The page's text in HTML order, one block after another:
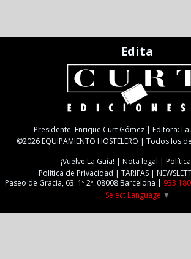
Edita
Presidente: Enrique Curt Gómez | Editora:
©2026 EQUIPAMIENTO HOSTELERO | Todos los
¡Vuelve La Guía!
Nota legal
Política de Privacidad
TARIFAS
Paseo de Gracia, 63. 1º 2ª. 08008 Barcelona | 933
Select Language ▼